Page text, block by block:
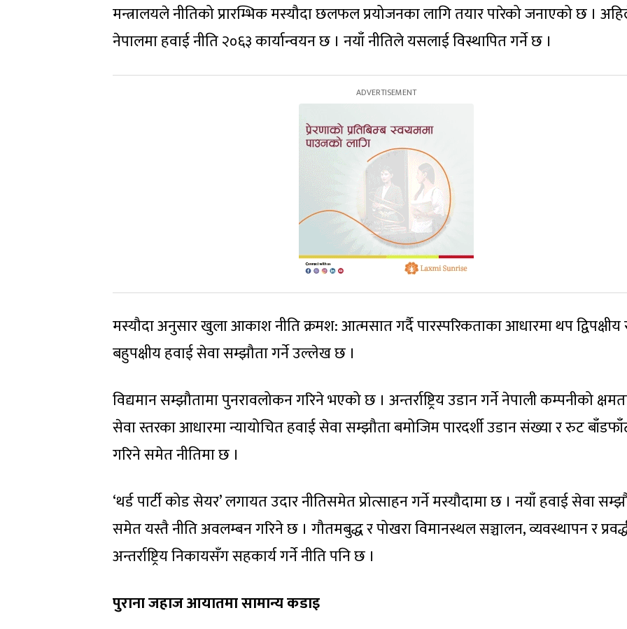
मन्त्रालयले नीतिको प्रारम्भिक मस्यौदा छलफल प्रयोजनका लागि तयार पारेको जनाएको छ ।
नेपालमा हवाई नीति २०६३ कार्यान्वयन छ । नयाँ नीतिले यसलाई विस्थापित गर्ने छ ।
मस्यौदा अनुसार खुला आकाश नीति क्रमश: आत्मसात गर्दै पारस्परिकताका आधारमा थप द्विपक्षीय
बहुपक्षीय हवाई सेवा सम्झौता गर्ने उल्लेख छ ।
विद्यमान सम्झौतामा पुनरावलोकन गरिने भएको छ । अन्तर्राष्ट्रिय उडान गर्ने नेपाली कम्पनीको
सेवा स्तरका आधारमा न्यायोचित हवाई सेवा सम्झौता बमोजिम पारदर्शी उडान संख्या र रुट
गरिने समेत नीतिमा छ ।
‘थर्ड पार्टी कोड सेयर’ लगायत उदार नीतिसमेत प्रोत्साहन गर्ने मस्यौदामा छ । नयाँ हवाई सेवा
समेत यस्तै नीति अवलम्बन गरिने छ । गौतमबुद्ध र पोखरा विमानस्थल सञ्चालन, व्यवस्थापन र
अन्तर्राष्ट्रिय निकायसँग सहकार्य गर्ने नीति पनि छ ।
पुराना जहाज आयातमा सामान्य कडाइ